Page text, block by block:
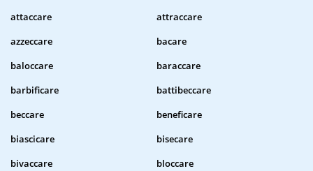
attaccare
attraccare
azzeccare
bacare
baloccare
baraccare
barbificare
battibeccare
beccare
beneficare
biascicare
bisecare
bivaccare
bloccare